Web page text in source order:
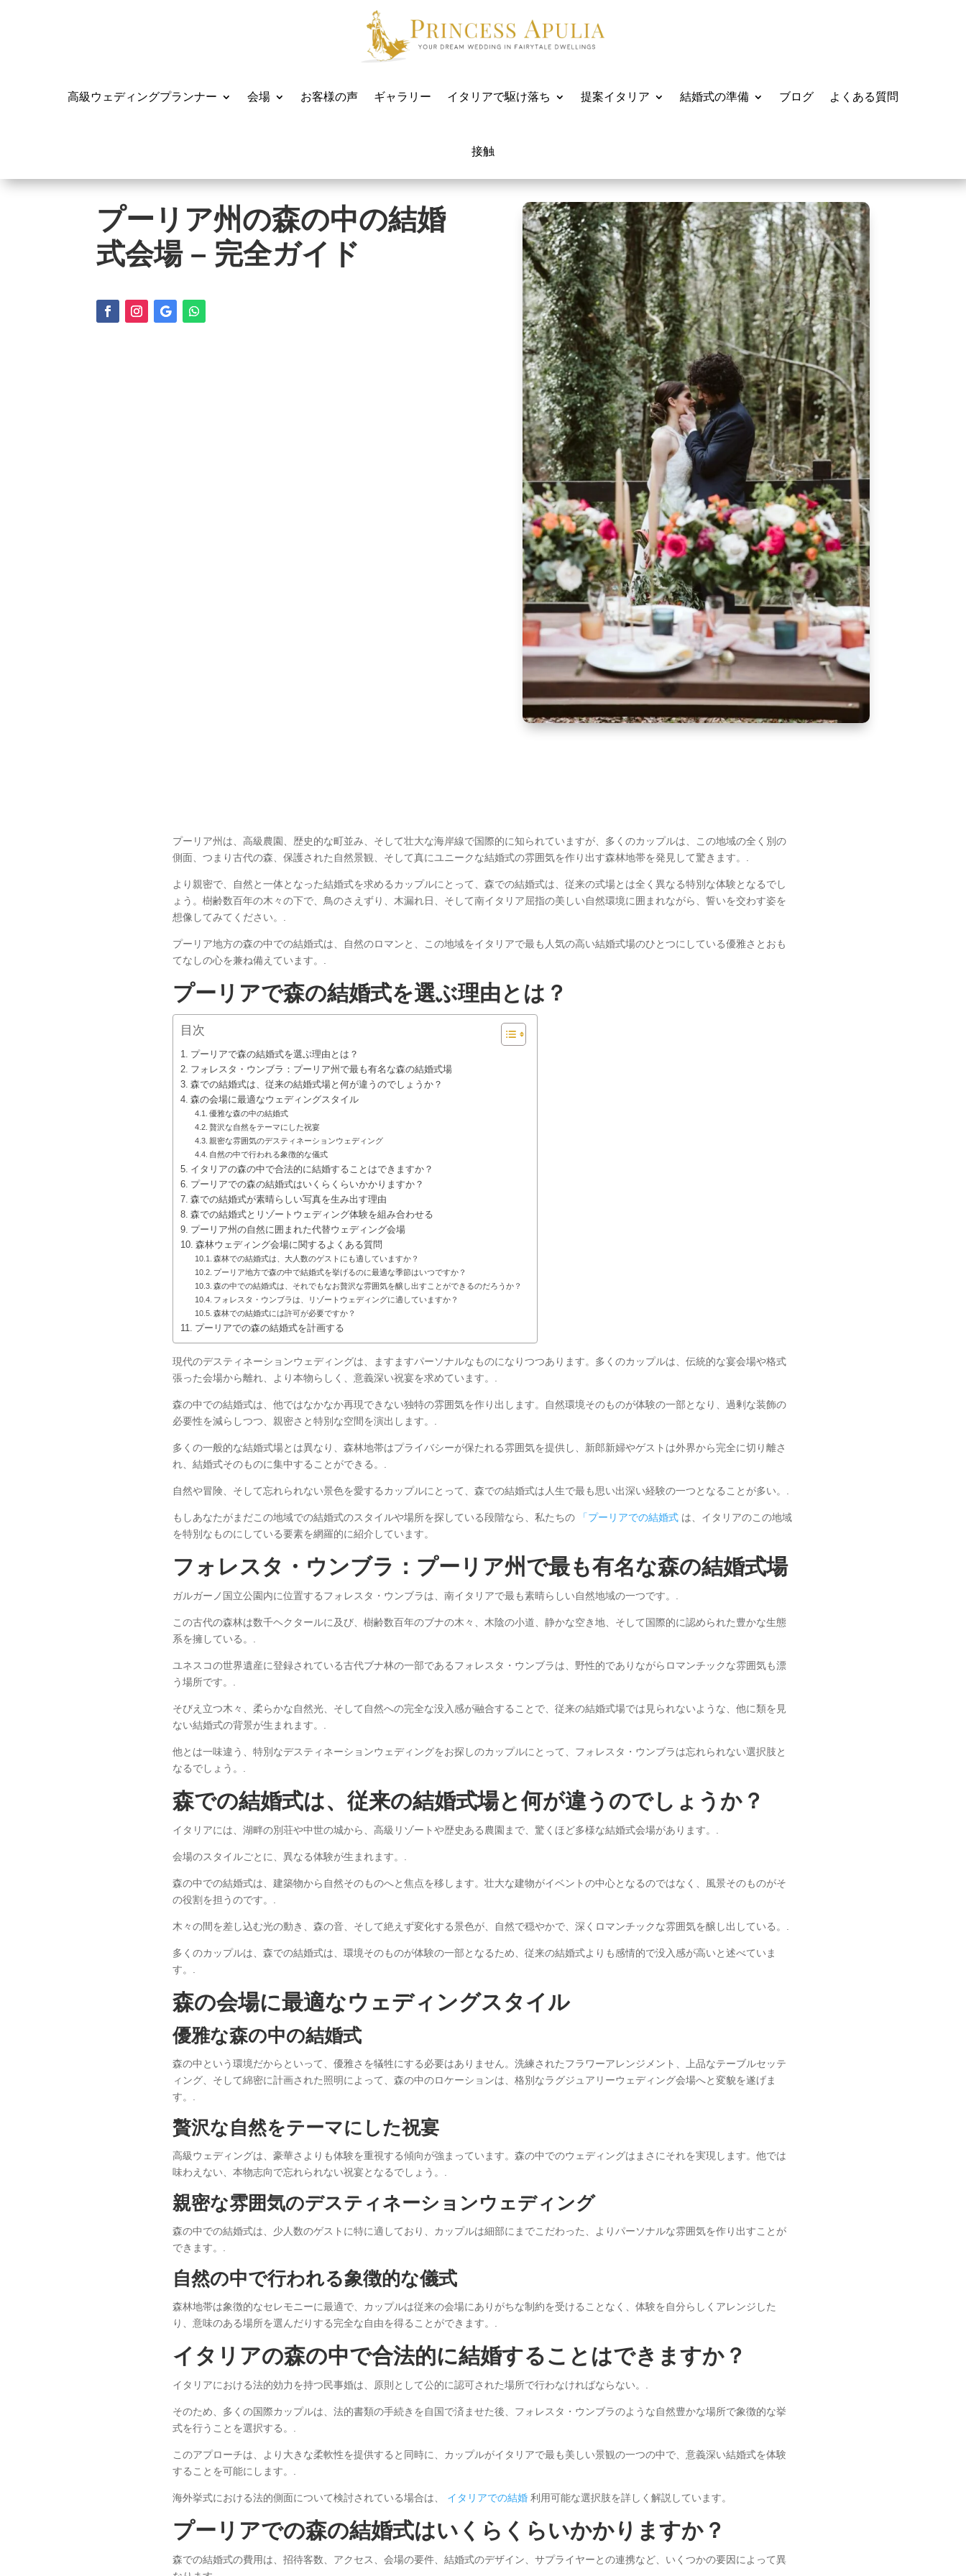
高級ウェディングプランナー 会場 お客様の声 ギャラリー イタリアで駆け落ち 提案イタリア 結婚式の準備 ブログ よくある質問
接触
プーリア州の森の中の結婚
式会場 – 完全ガイド
プーリア州は、高級農園、歴史的な町並み、そして壮大な海岸線で国際的に知られていますが、多くのカップルは、この地域の全く別の
側面、つまり古代の森、保護された自然景観、そして真にユニークな結婚式の雰囲気を作り出す森林地帯を発見して驚きます。.
より親密で、自然と一体となった結婚式を求めるカップルにとって、森での結婚式は、従来の式場とは全く異なる特別な体験となるでし
ょう。樹齢数百年の木々の下で、鳥のさえずり、木漏れ日、そして南イタリア屈指の美しい自然環境に囲まれながら、誓いを交わす姿を
想像してみてください。.
プーリア地方の森の中での結婚式は、自然のロマンと、この地域をイタリアで最も人気の高い結婚式場のひとつにしている優雅さとおも
てなしの心を兼ね備えています。.
プーリアで森の結婚式を選ぶ理由とは？
目次
プーリアで森の結婚式を選ぶ理由とは？
フォレスタ・ウンブラ：プーリア州で最も有名な森の結婚式場
森での結婚式は、従来の結婚式場と何が違うのでしょうか？
森の会場に最適なウェディングスタイル
優雅な森の中の結婚式
贅沢な自然をテーマにした祝宴
親密な雰囲気のデスティネーションウェディング
自然の中で行われる象徴的な儀式
イタリアの森の中で合法的に結婚することはできますか？
プーリアでの森の結婚式はいくらくらいかかりますか？
森での結婚式が素晴らしい写真を生み出す理由
森での結婚式とリゾートウェディング体験を組み合わせる
プーリア州の自然に囲まれた代替ウェディング会場
森林ウェディング会場に関するよくある質問
森林での結婚式は、大人数のゲストにも適していますか？
プーリア地方で森の中で結婚式を挙げるのに最適な季節はいつですか？
森の中での結婚式は、それでもなお贅沢な雰囲気を醸し出すことができるのだろうか？
フォレスタ・ウンブラは、リゾートウェディングに適していますか？
森林での結婚式には許可が必要ですか？
プーリアでの森の結婚式を計画する
現代のデスティネーションウェディングは、ますますパーソナルなものになりつつあります。多くのカップルは、伝統的な宴会場や格式
張った会場から離れ、より本物らしく、意義深い祝宴を求めています。.
森の中での結婚式は、他ではなかなか再現できない独特の雰囲気を作り出します。自然環境そのものが体験の一部となり、過剰な装飾の
必要性を減らしつつ、親密さと特別な空間を演出します。.
多くの一般的な結婚式場とは異なり、森林地帯はプライバシーが保たれる雰囲気を提供し、新郎新婦やゲストは外界から完全に切り離さ
れ、結婚式そのものに集中することができる。.
自然や冒険、そして忘れられない景色を愛するカップルにとって、森での結婚式は人生で最も思い出深い経験の一つとなることが多い。.
もしあなたがまだこの地域での結婚式のスタイルや場所を探している段階なら、私たちの 「プーリアでの結婚式 は、イタリアのこの地域
を特別なものにしている要素を網羅的に紹介しています。
フォレスタ・ウンブラ：プーリア州で最も有名な森の結婚式場
ガルガーノ国立公園内に位置するフォレスタ・ウンブラは、南イタリアで最も素晴らしい自然地域の一つです。.
この古代の森林は数千ヘクタールに及び、樹齢数百年のブナの木々、木陰の小道、静かな空き地、そして国際的に認められた豊かな生態
系を擁している。.
ユネスコの世界遺産に登録されている古代ブナ林の一部であるフォレスタ・ウンブラは、野性的でありながらロマンチックな雰囲気も漂
う場所です。.
そびえ立つ木々、柔らかな自然光、そして自然への完全な没入感が融合することで、従来の結婚式場では見られないような、他に類を見
ない結婚式の背景が生まれます。.
他とは一味違う、特別なデスティネーションウェディングをお探しのカップルにとって、フォレスタ・ウンブラは忘れられない選択肢と
なるでしょう。.
森での結婚式は、従来の結婚式場と何が違うのでしょうか？
イタリアには、湖畔の別荘や中世の城から、高級リゾートや歴史ある農園まで、驚くほど多様な結婚式会場があります。.
会場のスタイルごとに、異なる体験が生まれます。.
森の中での結婚式は、建築物から自然そのものへと焦点を移します。壮大な建物がイベントの中心となるのではなく、風景そのものがそ
の役割を担うのです。.
木々の間を差し込む光の動き、森の音、そして絶えず変化する景色が、自然で穏やかで、深くロマンチックな雰囲気を醸し出している。.
多くのカップルは、森での結婚式は、環境そのものが体験の一部となるため、従来の結婚式よりも感情的で没入感が高いと述べていま
す。.
森の会場に最適なウェディングスタイル
優雅な森の中の結婚式
森の中という環境だからといって、優雅さを犠牲にする必要はありません。洗練されたフラワーアレンジメント、上品なテーブルセッテ
ィング、そして綿密に計画された照明によって、森の中のロケーションは、格別なラグジュアリーウェディング会場へと変貌を遂げま
す。.
贅沢な自然をテーマにした祝宴
高級ウェディングは、豪華さよりも体験を重視する傾向が強まっています。森の中でのウェディングはまさにそれを実現します。他では
味わえない、本物志向で忘れられない祝宴となるでしょう。.
親密な雰囲気のデスティネーションウェディング
森の中での結婚式は、少人数のゲストに特に適しており、カップルは細部にまでこだわった、よりパーソナルな雰囲気を作り出すことが
できます。.
自然の中で行われる象徴的な儀式
森林地帯は象徴的なセレモニーに最適で、カップルは従来の会場にありがちな制約を受けることなく、体験を自分らしくアレンジした
り、意味のある場所を選んだりする完全な自由を得ることができます。.
イタリアの森の中で合法的に結婚することはできますか？
イタリアにおける法的効力を持つ民事婚は、原則として公的に認可された場所で行わなければならない。.
そのため、多くの国際カップルは、法的書類の手続きを自国で済ませた後、フォレスタ・ウンブラのような自然豊かな場所で象徴的な挙
式を行うことを選択する。.
このアプローチは、より大きな柔軟性を提供すると同時に、カップルがイタリアで最も美しい景観の一つの中で、意義深い結婚式を体験
することを可能にします。.
海外挙式における法的側面について検討されている場合は、 イタリアでの結婚 利用可能な選択肢を詳しく解説しています。
プーリアでの森の結婚式はいくらくらいかかりますか？
森での結婚式の費用は、招待客数、アクセス、会場の要件、結婚式のデザイン、サプライヤーとの連携など、いくつかの要因によって異